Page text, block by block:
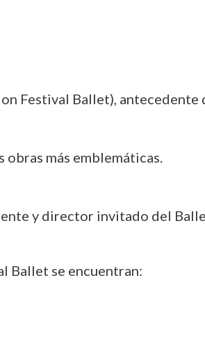
Festival Ballet),
obras más emblemáticas.
y director invitado del
Ballet se encuentran: